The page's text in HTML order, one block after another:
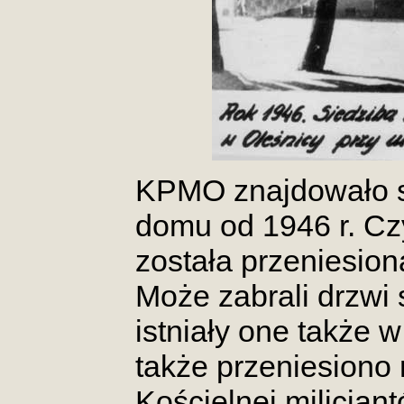
KPMO
domu od 1946 r.
została
Może zabrali drzwi
istniały one także
także przeniesiono